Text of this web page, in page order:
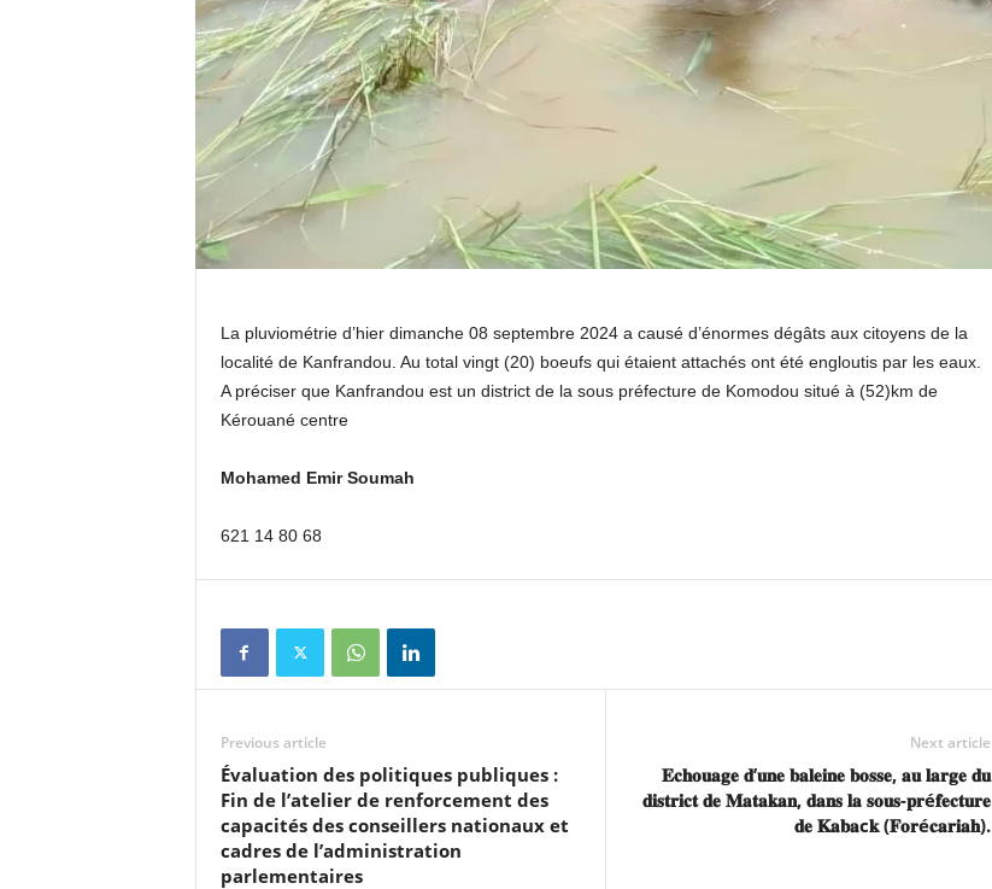
n
e
e
La pluviométrie d’hier dimanche 08 septembre 2024 a causé d’énormes dégâts aux citoyens de la
localité de Kanfrandou. Au total vingt (20) boeufs qui étaient attachés ont été engloutis par les eaux.
A préciser que Kanfrandou est un district de la sous préfecture de Komodou situé à (52)km de
Kérouané centre
Mohamed Emir Soumah
621 14 80 68
Previous article
Évaluation des politiques publiques :
Fin de l’atelier de renforcement des
capacités des conseillers nationaux et
cadres de l’administration
parlementaires
Next article
𝐄𝐜𝐡𝐨𝐮𝐚𝐠𝐞 𝐝’𝐮𝐧𝐞 𝐛𝐚𝐥𝐞𝐢𝐧𝐞 𝐛𝐨𝐬𝐬𝐞, 𝐚𝐮 𝐥𝐚𝐫𝐠𝐞 𝐝𝐮
𝐝𝐢𝐬𝐭𝐫𝐢𝐜𝐭 𝐝𝐞 𝐌𝐚𝐭𝐚𝐤𝐚𝐧, 𝐝𝐚𝐧𝐬 𝐥𝐚 𝐬𝐨𝐮𝐬-𝐩𝐫é𝐟𝐞𝐜𝐭𝐮𝐫𝐞
𝐝𝐞 𝐊𝐚𝐛𝐚c𝐤 (𝐅𝐨𝐫é𝐜𝐚𝐫𝐢𝐚𝐡).